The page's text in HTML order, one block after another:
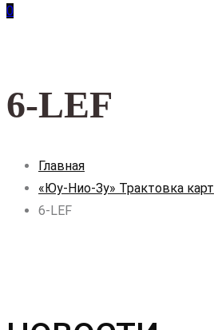
0
6-LEF
Главная
«Юу-Нио-Зу» Трактовка карт
6-LEF